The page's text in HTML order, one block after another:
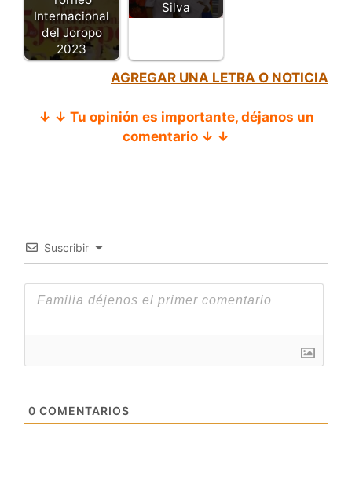
Internacional
del Joropo
2023
Silva
AGREGAR UNA LETRA O NOTICIA
↓ ↓ Tu opinión es importante, déjanos un
comentario ↓ ↓
Suscribir
0 COMENTARIOS